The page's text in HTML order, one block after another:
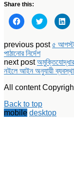
Share this:
Click
to
share
Facebook
(Opens
in
new
window)
Click
to
share
Twitter
(Opens
new
window)
to
previous post৫ আগস্ট
পাঠানোর নির্দেশ
next post
নইলে আইন অনুযায়ী ব্যবস্থা:
All content Copyright
Back to top
mobile desktop